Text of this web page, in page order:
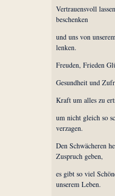
Vertrauensvoll
beschenken
und uns von
lenken.
Freuden, Frieden
Gesundheit und
Kraft um alles zu
um nicht gleich so
verzagen.
Den Schwächeren
Zuspruch geben,
es gibt so viel
unserem Leben.